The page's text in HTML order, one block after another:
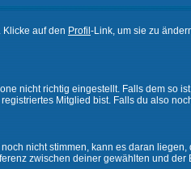
auf den Profil -Link, um sie zu
nicht richtig eingestellt. Falls dem so
Mitglied bist. Falls du also
nicht stimmen, kann es daran
zwischen deiner gewählten und der